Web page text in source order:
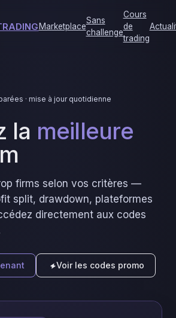
Marketplace
Sans
challenge
Cours
de
trading
· mise à jour quotidienne
la meilleure
firms selon vos critères —
split, drawdown, plateformes
directement aux codes
Voir les codes promo